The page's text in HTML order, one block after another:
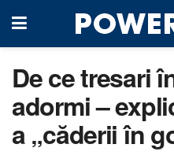
De ce tresari
adormi –
a „căderii în